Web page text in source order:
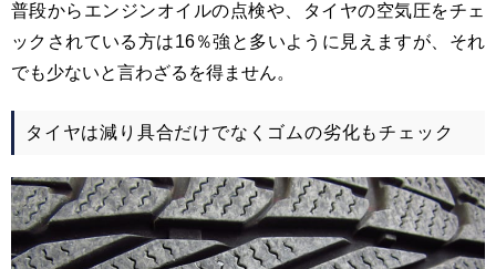
普段からエンジンオイルの点検や、タイヤの空気圧をチェ
ックされている方は16％強と多いように見えますが、それ
でも少ないと言わざるを得ません。
タイヤは減り具合だけでなくゴムの劣化もチェック